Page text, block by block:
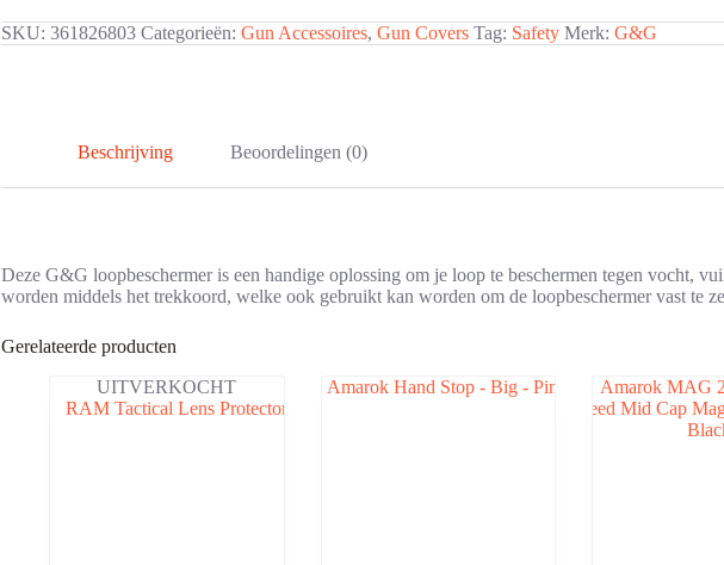
SKU:361826803 Categorieën:Gun Accessoires,Gun Covers Tag: Safety Merk:G&G
Beschrijving Beoordelingen (0)
Deze G&G loopbeschermer is een handige oplossing om je loop te beschermen tegen vocht,
worden middels het trekkoord, welke ook gebruikt kan worden om de loopbeschermer vast te
Gerelateerde producten
UITVERKOCHT